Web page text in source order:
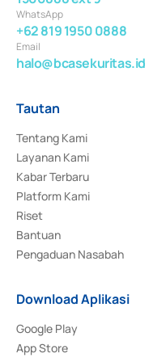
WhatsApp
+62 819 1950 0888
Email
halo@bcasekuritas.id
Tautan
Tentang Kami
Layanan Kami
Kabar Terbaru
Platform Kami
Riset
Bantuan
Pengaduan Nasabah
Download Aplikasi
Google Play
App Store